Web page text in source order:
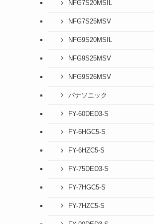
NFG7S20MSIL
NFG7S25MSV
NFG9S20MSIL
NFG9S25MSV
NFG9S26MSV
パナソニック
FY-60DED3-S
FY-6HGC5-S
FY-6HZC5-S
FY-75DED3-S
FY-7HGC5-S
FY-7HZC5-S